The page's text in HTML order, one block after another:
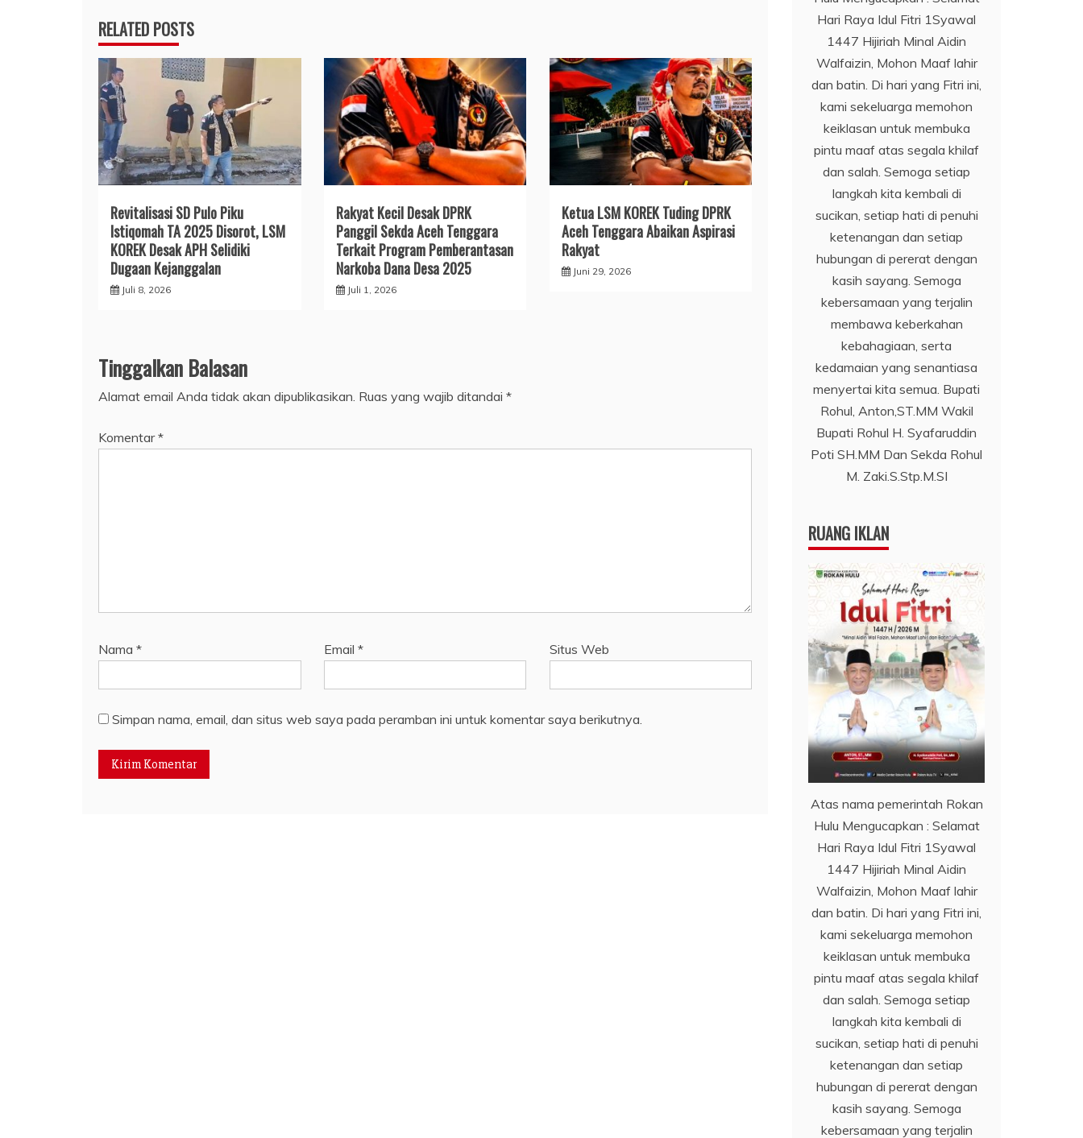
RELATED POSTS
Revitalisasi SD Pulo Piku
Istiqomah TA 2025 Disorot, LSM
KOREK Desak APH Selidiki
Dugaan Kejanggalan
Juli 8, 2026
Rakyat Kecil Desak DPRK
Panggil Sekda Aceh Tenggara
Terkait Program Pemberantasan
Narkoba Dana Desa 2025
Juli 1, 2026
Ketua LSM KOREK Tuding DPRK
Aceh Tenggara Abaikan Aspirasi
Rakyat
Juni 29, 2026
Tinggalkan Balasan
Alamat email Anda tidak akan dipublikasikan. Ruas yang wajib ditandai *
Komentar*
Nama * Email * Situs Web
Simpan nama, email, dan situs web saya pada peramban ini untuk komentar saya berikutnya.
Hari Raya Idul Fitri 1Syawal
1447 Hijiriah Minal Aidin
Walfaizin, Mohon Maaf lahir
dan batin. Di hari yang Fitri ini,
kami sekeluarga memohon
keiklasan untuk membuka
pintu maaf atas segala khilaf
dan salah. Semoga setiap
langkah kita kembali di
sucikan, setiap hati di penuhi
ketenangan dan setiap
hubungan di pererat dengan
kasih sayang. Semoga
kebersamaan yang terjalin
membawa keberkahan
kebahagiaan, serta
kedamaian yang senantiasa
menyertai kita semua. Bupati
Rohul, Anton,ST.MM Wakil
Bupati Rohul H. Syafaruddin
Poti SH.MM Dan Sekda Rohul
M. Zaki.S.Stp.M.SI
RUANG IKLAN
Atas nama pemerintah Rokan
Hulu Mengucapkan : Selamat
Hari Raya Idul Fitri 1Syawal
1447 Hijiriah Minal Aidin
Walfaizin, Mohon Maaf lahir
dan batin. Di hari yang Fitri ini,
kami sekeluarga memohon
keiklasan untuk membuka
pintu maaf atas segala khilaf
dan salah. Semoga setiap
langkah kita kembali di
sucikan, setiap hati di penuhi
ketenangan dan setiap
hubungan di pererat dengan
kasih sayang. Semoga
kebersamaan yang terjalin